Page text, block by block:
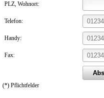
PLZ, Wohnort:
Telefon:
Handy:
Fax:
(*) Pflichtfelder